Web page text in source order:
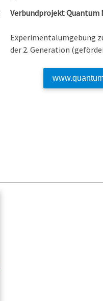
Verbundprojekt Quantum
Experimentalumgebung
der 2. Generation